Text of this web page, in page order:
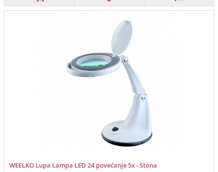
WEELKO Lupa Lampa LED 24 povećanje 5x - Stona